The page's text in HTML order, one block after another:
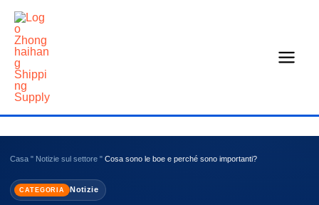
Vai
contenuto
Casa " Notizie sul settore " Cosa sono le boe e perché sono importanti?
CATEGORIA Notizie